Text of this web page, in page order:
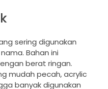
sering digunakan
Bahan ini
berat ringan.
mudah pecah, acrylic
banyak digunakan